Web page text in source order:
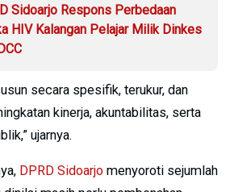
Sidoarjo Respons Perbedaan
HIV Kalangan Pelajar Milik Dinkes
secara spesifik, terukur, dan
kinerja, akuntabilitas, serta
ujarnya.
DPRD Sidoarjo menyoroti sejumlah